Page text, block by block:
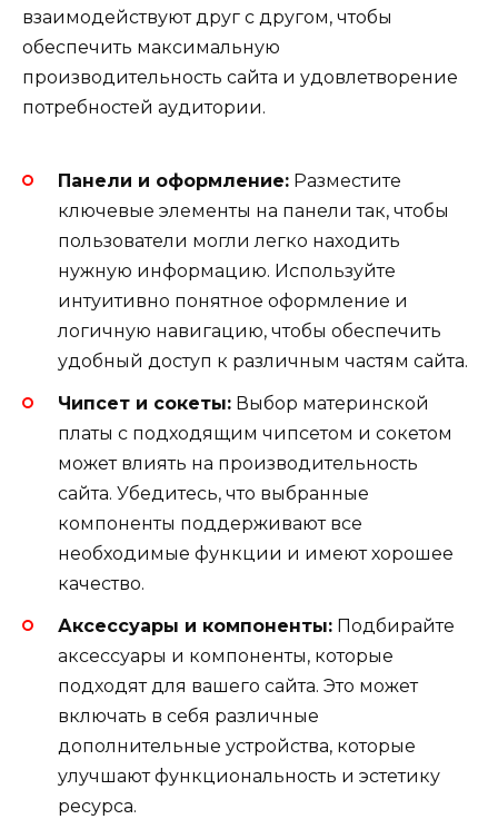
взаимодействуют друг с другом, чтобы
обеспечить максимальную
производительность сайта и удовлетворение
потребностей аудитории.
Панели и оформление: Разместите
ключевые элементы на панели так, чтобы
пользователи могли легко находить
нужную информацию. Используйте
интуитивно понятное оформление и
логичную навигацию, чтобы обеспечить
удобный доступ к различным частям сайта.
Чипсет и сокеты: Выбор материнской
платы с подходящим чипсетом и сокетом
может влиять на производительность
сайта. Убедитесь, что выбранные
компоненты поддерживают все
необходимые функции и имеют хорошее
качество.
Аксессуары и компоненты: Подбирайте
аксессуары и компоненты, которые
подходят для вашего сайта. Это может
включать в себя различные
дополнительные устройства, которые
улучшают функциональность и эстетику
ресурса.